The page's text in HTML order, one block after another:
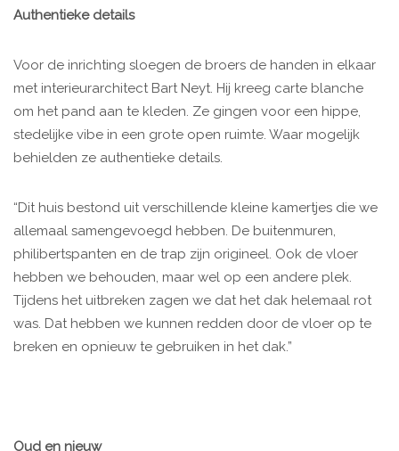
Authentieke details
Voor de inrichting sloegen de broers de handen in elkaar
met interieurarchitect Bart Neyt. Hij kreeg carte blanche
om het pand aan te kleden. Ze gingen voor een hippe,
stedelijke vibe in een grote open ruimte. Waar mogelijk
behielden ze authentieke details.
“Dit huis bestond uit verschillende kleine kamertjes die we
allemaal samengevoegd hebben. De buitenmuren,
philibertspanten en de trap zijn origineel. Ook de vloer
hebben we behouden, maar wel op een andere plek.
Tijdens het uitbreken zagen we dat het dak helemaal rot
was. Dat hebben we kunnen redden door de vloer op te
breken en opnieuw te gebruiken in het dak.”
Oud en nieuw